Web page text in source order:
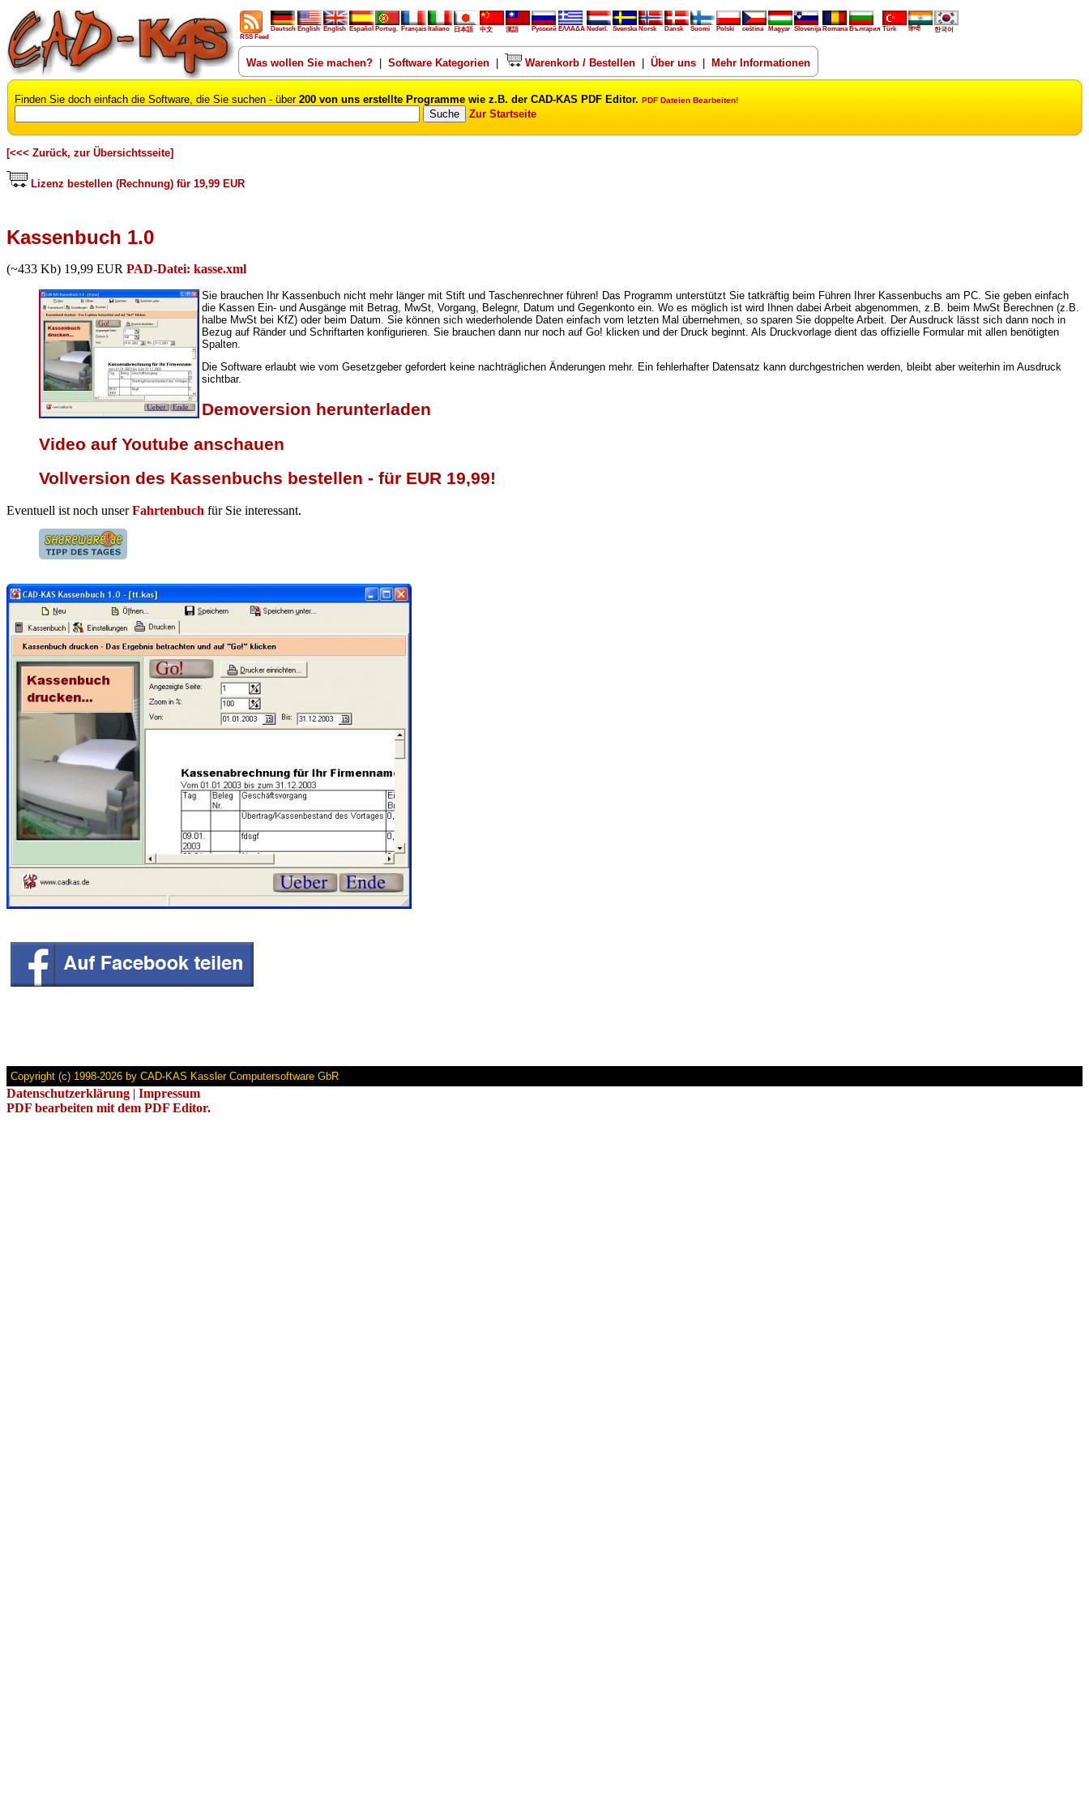
RSS Feed
Deutsch English English Español Portug. Français Italiano 日本語 中文 漢語 Русский ΕΛΛΑΔΑ Nederl. Svenska Norsk Dansk Suomi Polski ceština Magyar Slovenija Romana България Türk हिन्दी 한국어
Was wollen Sie machen? Software Kategorien Warenkorb / Bestellen| Über uns| Mehr Informationen
Finden Sie doch einfach die Software, die Sie suchen - über 200 von uns erstellte Programme wie z.B. der CAD-KAS PDF Editor. PDF Dateien Bearbeiten!
Zur Startseite
[<<< Zurück, zur Übersichtsseite]
Lizenz bestellen (Rechnung) für 19,99 EUR
Kassenbuch 1.0
(~433 Kb) 19,99 EUR PAD-Datei: kasse.xml
Sie brauchen Ihr Kassenbuch nicht mehr länger mit Stift und Taschenrechner führen! Das Programm unterstützt Sie tatkräftig beim Führen Ihrer Kassenbuchs am PC. Sie geben einfach
die Kassen Ein- und Ausgänge mit Betrag, MwSt, Vorgang, Belegnr, Datum und Gegenkonto ein. Wo es möglich ist wird Ihnen dabei Arbeit abgenommen, z.B. beim MwSt Berechnen (z.B.
halbe MwSt bei KfZ) oder beim Datum. Sie können sich wiederholende Daten einfach vom letzten Mal übernehmen, so sparen Sie doppelte Arbeit. Der Ausdruck lässt sich dann noch in
Bezug auf Ränder und Schriftarten konfigurieren. Sie brauchen dann nur noch auf Go! klicken und der Druck beginnt. Als Druckvorlage dient das offizielle Formular mit allen benötigten
Spalten.
Die Software erlaubt wie vom Gesetzgeber gefordert keine nachträglichen Änderungen mehr. Ein fehlerhafter Datensatz kann durchgestrichen werden, bleibt aber weiterhin im Ausdruck
sichtbar.
Demoversion herunterladen
Video auf Youtube anschauen
Vollversion des Kassenbuchs bestellen - für EUR 19,99!
Eventuell ist noch unserFahrtenbuch für Sie interessant.
Copyright (c) 1998-2026 by CAD-KAS Kassler Computersoftware GbR
Datenschutzerklärung | Impressum
PDF bearbeiten mit dem PDF Editor.